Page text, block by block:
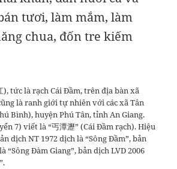
tươi, làm mắm, làm
chua, đốn tre kiếm
), tức là rạch Cái Đầm, trên địa bàn xã
là ranh giới tự nhiên với các xã Tân
Bình), huyện Phú Tân, tỉnh An Giang.
7) viết là “丐潭瀝” (Cái Đầm rạch). Hiệu
dịch NT 1972 dịch là “Sông Đầm”, bản
“Sông Đàm Giang”, bản dịch LVD 2006